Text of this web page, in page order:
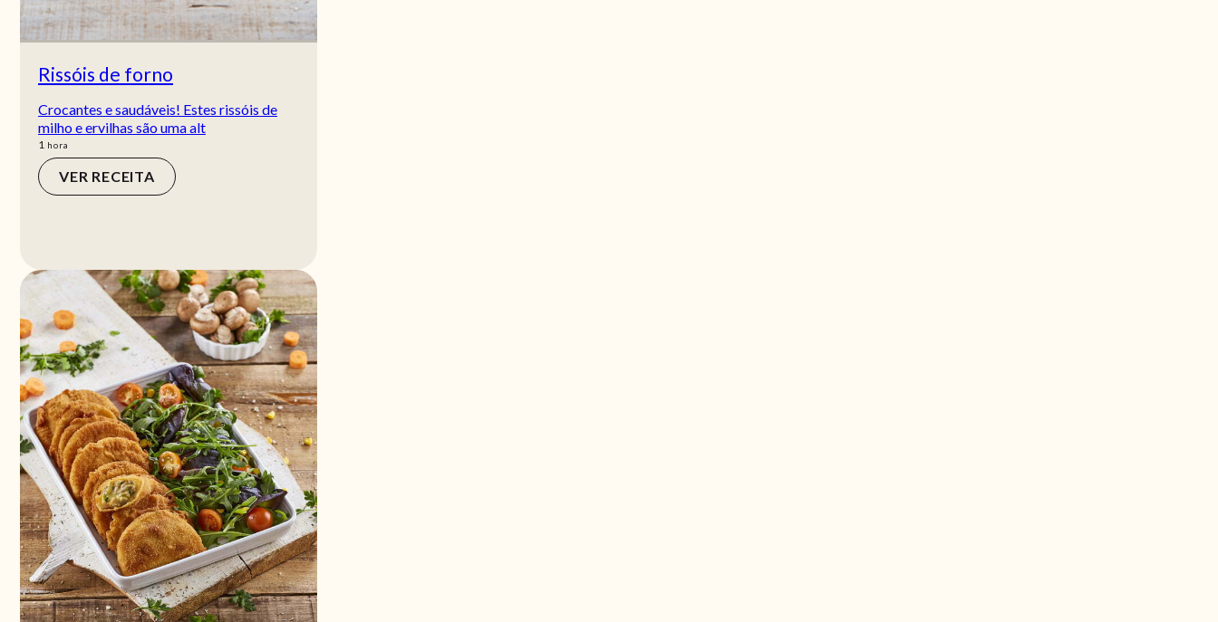
Rissóis de forno
Crocantes e saudáveis! Estes rissóis de
milho e ervilhas são uma alt
1 hora
hora
VER RECEITA